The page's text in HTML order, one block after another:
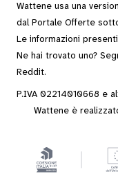
Wattene usa una
dal Portale Offerte
Le informazioni
Ne hai trovato uno?
Reddit.
P.IVA 02214010668 e
Wattene è